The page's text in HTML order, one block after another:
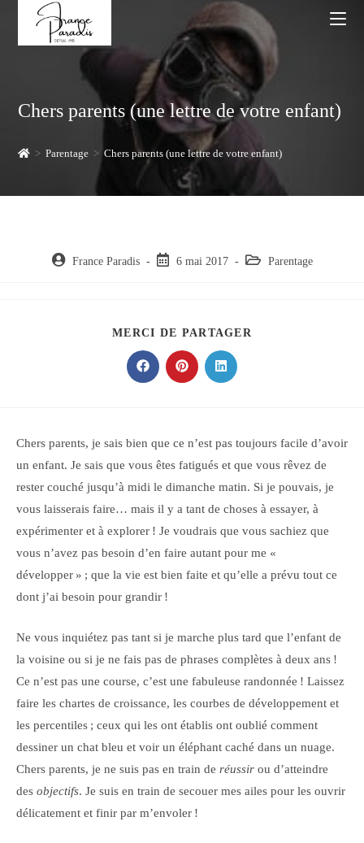
Chers parents (une lettre de votre enfant)
> Parentage > Chers parents (une lettre de votre enfant)
Auteur/autrice
France Paradis
Post 6 mai 2017
Post Parentage
MERCI DE PARTAGER
Ouvrir
dans
Ouvrir
dans
Ouvrir
dans
Chers parents, je sais bien que ce n’est pas toujours facile d’avoir
un enfant. Je sais que vous êtes fatigués et que vous rêvez de
rester couché jusqu’à midi le dimanche matin. Si je pouvais, je
vous laisserais faire… mais il y a tant de choses à essayer, à
expérimenter et à explorer ! Je voudrais que vous sachiez que
vous n’avez pas besoin d’en faire autant pour me «
développer » ; que la vie est bien faite et qu’elle a prévu tout ce
dont j’ai besoin pour grandir !
Ne vous inquiétez pas tant si je marche plus tard que l’enfant de
la voisine ou si je ne fais pas de phrases complètes à deux ans !
Ce n’est pas une course, c’est une fabuleuse randonnée ! Laissez
faire les chartes de croissance, les courbes de développement et
les percentiles ; ceux qui les ont établis ont oublié comment
dessiner un chat bleu et voir un éléphant caché dans un nuage.
Chers parents, je ne suis pas en train de réussir ou d’atteindre
des objectifs. Je suis en train de secouer mes ailes pour les ouvrir
délicatement et finir par m’envoler !